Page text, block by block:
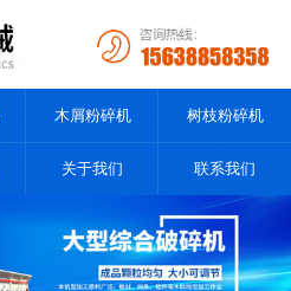
木屑粉碎机 树枝粉碎机
关于我们 联系我们